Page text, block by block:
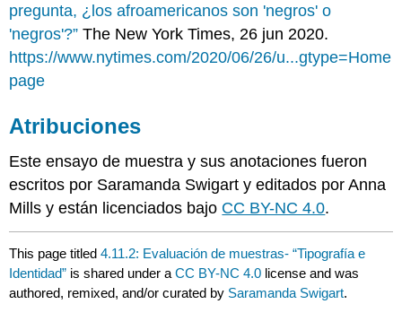
pregunta, ¿los afroamericanos son 'negros' o
'negros'?”The New York Times, 26 jun 2020.
https://www.nytimes.com/2020/06/26/u...gtype=Home
page
Atribuciones
Este ensayo de muestra y sus anotaciones fueron
escritos por Saramanda Swigart y editados por Anna
Mills y están licenciados bajo CC BY-NC 4.0.
This page titled4.11.2: Evaluación de muestras- “Tipografía e
Identidad” is shared under aCC BY-NC 4.0 license and was
authored, remixed, and/or curated by Saramanda Swigart.